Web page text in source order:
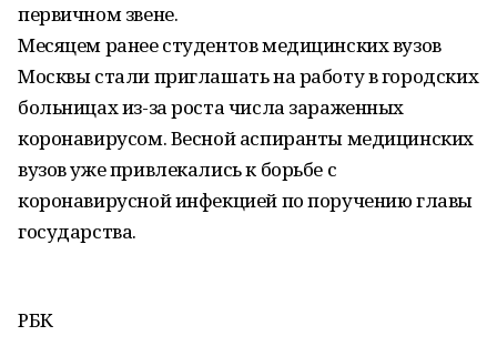
первичном звене.
Месяцем ранее студентов медицинских вузов
Москвы стали приглашать на работу в городских
больницах из-за роста числа зараженных
коронавирусом. Весной аспиранты медицинских
вузов уже привлекались к борьбе с
коронавирусной инфекцией по поручению главы
государства.
РБК